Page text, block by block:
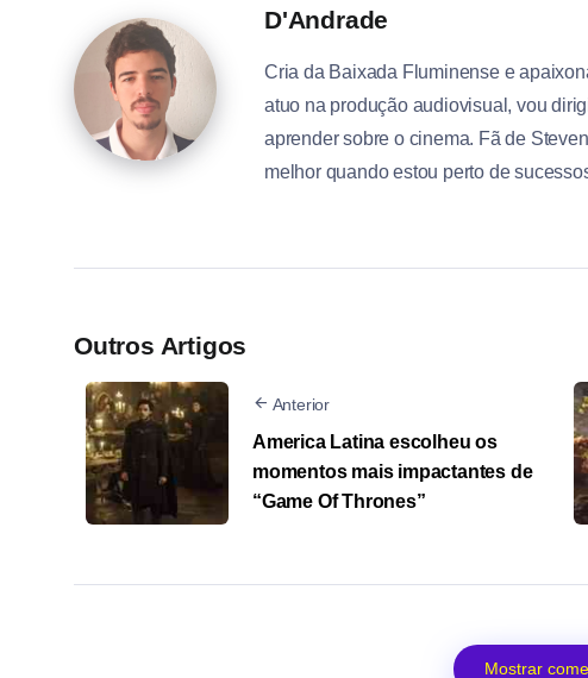
D'Andrade
Cria da Baixada Fluminense e
atuo na produção audiovisual, vou
aprender sobre o cinema. Fã de
melhor quando estou perto de
Outros Artigos
Anterior
America Latina escolheu os
momentos mais impactantes de
“Game Of Thrones”
Mostrar